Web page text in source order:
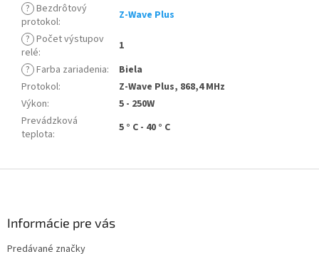
? Bezdrôtový
protokol:
Z-Wave Plus
? Počet výstupov
relé:
1
? Farba zariadenia:
Biela
Protokol:
Z-Wave Plus, 868,4 MHz
Výkon:
5 - 250W
Prevádzková
teplota: 5 ° C - 40 ° C
Informácie pre vás
Predávané značky